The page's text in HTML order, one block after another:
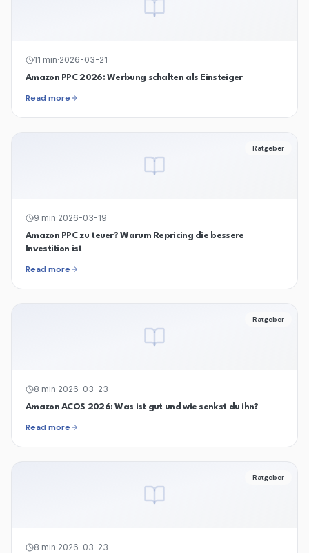
11 min·2026-03-21
Amazon PPC 2026: Werbung schalten als Einsteiger
Read more
Ratgeber
9 min·2026-03-19
Amazon PPC zu teuer? Warum Repricing die bessere
Investition ist
Read more
Ratgeber
8 min·2026-03-23
Amazon ACOS 2026: Was ist gut und wie senkst du ihn?
Read more
Ratgeber
8 min·2026-03-23